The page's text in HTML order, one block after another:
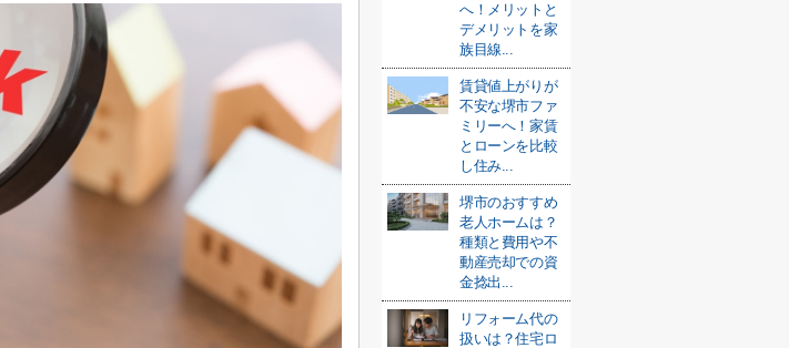
へ！メリットと
デメリットを家
族目線...
賃貸値上がりが
不安な堺市ファ
ミリーへ！家賃
とローンを比較
し住み...
堺市のおすすめ
老人ホームは？
種類と費用や不
動産売却での資
金捻出...
リフォーム代の
扱いは？住宅ロ